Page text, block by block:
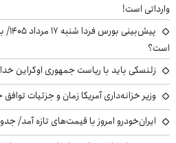
وارداتی است!
است؟
زلنسکی باید با ریاست جمهوری اوکراین
وزیر خزانه‌داری آمریکا زمان و جزئیات توافق
ایران‌خودرو امروز با قیمت‌های تازه آمد/ جدول جمعه ۱۶